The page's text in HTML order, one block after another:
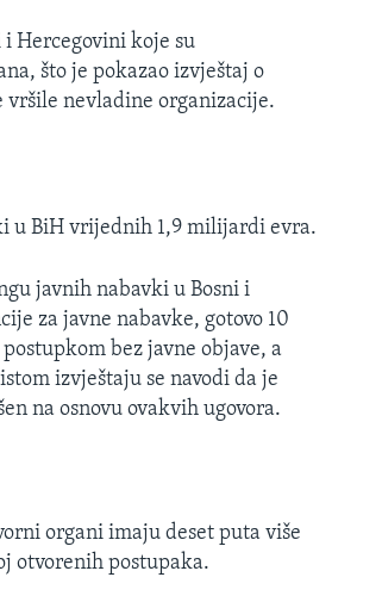
Hercegovini koje su
što je pokazao izvještaj o
nevladine organizacije.
u BiH vrijednih 1,9 milijardi evra.
javnih nabavki u Bosni i
za javne nabavke, gotovo 10
bez javne objave, a
izvještaju se navodi da je
na osnovu ovakvih ugovora.
organi imaju deset puta više
otvorenih postupaka.